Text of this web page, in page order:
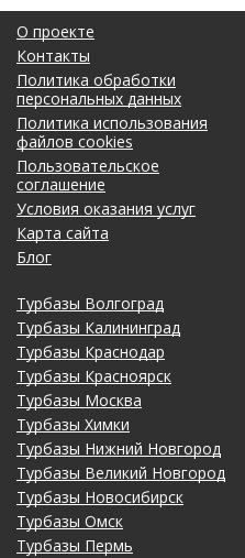
О проекте
Контакты
Политика обработки
персональных данных
Политика использования
файлов cookies
Пользовательское
соглашение
Условия оказания услуг
Карта сайта
Блог
Турбазы Волгоград
Турбазы Калининград
Турбазы Краснодар
Турбазы Красноярск
Турбазы Москва
Турбазы Химки
Турбазы Нижний Новгород
Турбазы Великий Новгород
Турбазы Новосибирск
Турбазы Омск
Турбазы Пермь